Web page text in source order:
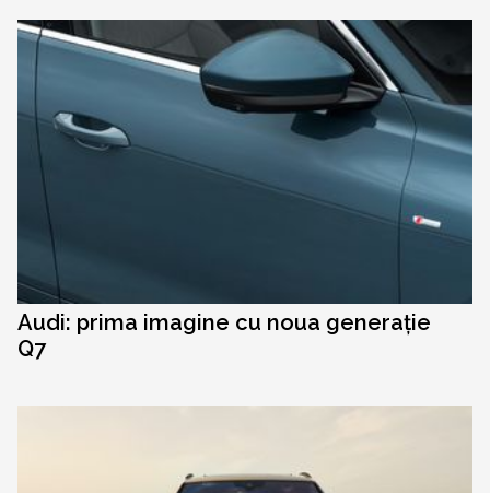
Audi: prima imagine cu noua generație
Q7